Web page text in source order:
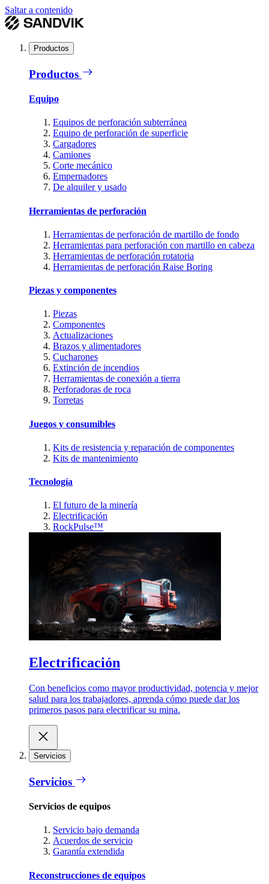
Saltar a contenido
Productos
Productos
Equipo
Equipos de perforación subterránea
Equipo de perforación de superficie
Cargadores
Camiones
Corte mecánico
Empernadores
De alquiler y usado
Herramientas de perforación
Herramientas de perforación de martillo de fondo
Herramientas para perforación con martillo en cabeza
Herramientas de perforación rotatoria
Herramientas de perforación Raise Boring
Piezas y componentes
Piezas
Componentes
Actualizaciones
Brazos y alimentadores
Cucharones
Extinción de incendios
Herramientas de conexión a tierra
Perforadoras de roca
Torretas
Juegos y consumibles
Kits de resistencia y reparación de componentes
Kits de mantenimiento
Tecnología
El futuro de la minería
Electrificación
RockPulse™
Electrificación
Con beneficios como mayor productividad, potencia y mejor
salud para los trabajadores, aprenda cómo puede dar los
primeros pasos para electrificar su mina.
Servicios
Servicios
Servicios de equipos
Servicio bajo demanda
Acuerdos de servicio
Garantía extendida
Reconstrucciones de equipos